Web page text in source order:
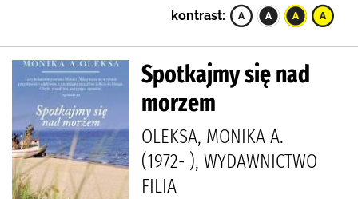
kontrast:
Spotkajmy się nad
morzem
OLEKSA, MONIKA A.
(1972- ), WYDAWNICTWO
FILIA